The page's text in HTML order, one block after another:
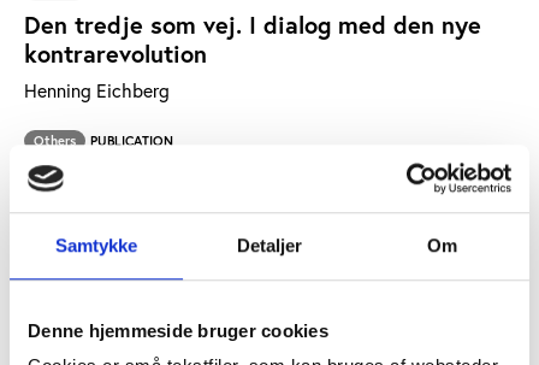
Samtykke Detaljer Om
Denne hjemmeside bruger cookies
Den tredje som vej. I dialog med den nye
kontrarevolution
Henning Eichberg
Others PUBLICATION
Idrættens enhed og mangfoldighed i Finland
Henning Eichberg
bevægelseskultur i Rwanda